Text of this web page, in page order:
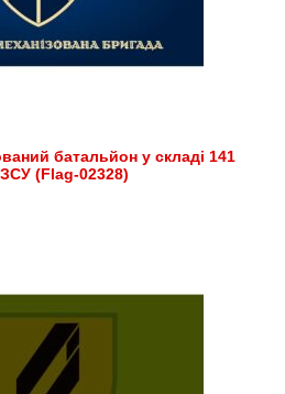
батальйон у складі 141
(Flag-02328)